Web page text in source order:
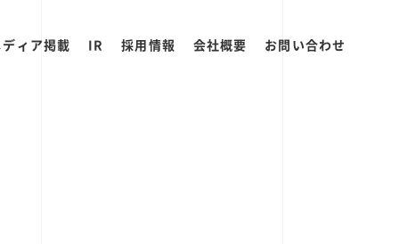
ィア掲載 IR 採用情報 会社概要 お問い合わせ